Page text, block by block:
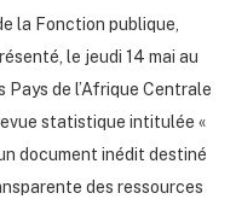
la Fonction publique,
le jeudi 14 mai au
de l’Afrique Centrale
statistique intitulée «
document inédit destiné
des ressources